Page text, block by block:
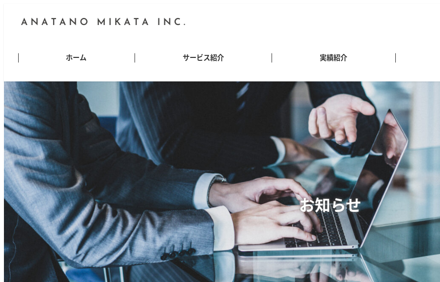
ホーム サービス紹介 実績紹介
お知らせ